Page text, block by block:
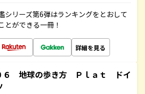
シリーズ第6弾はランキングをとおして
とができる一冊！
詳細を見る
６ 地球の歩き方 Ｐｌａｔ ドイ